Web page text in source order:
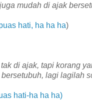
mudah di ajak
hati, ha ha ha)
di ajak, tapi korang
lagi lagilah
hati-ha ha ha)